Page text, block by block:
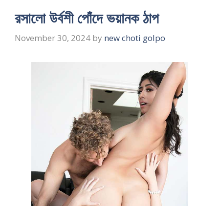
রসালো উর্বশী পোঁদে ভয়ানক ঠাপ
November 30, 2024 by new choti golpo